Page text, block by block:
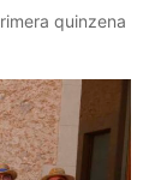
quinzena